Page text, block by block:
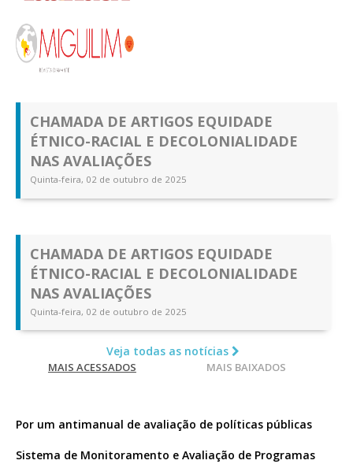
CHAMADA DE ARTIGOS EQUIDADE
ÉTNICO-RACIAL E DECOLONIALIDADE
NAS AVALIAÇÕES
Quinta-feira, 02 de outubro de 2025
CHAMADA DE ARTIGOS EQUIDADE
ÉTNICO-RACIAL E DECOLONIALIDADE
NAS AVALIAÇÕES
Quinta-feira, 02 de outubro de 2025
Veja todas as notícias
MAIS ACESSADOS MAIS BAIXADOS
Por um antimanual de avaliação de políticas públicas
Sistema de Monitoramento e Avaliação de Programas